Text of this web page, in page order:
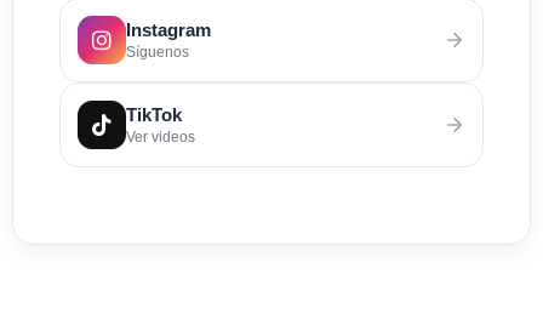
Instagram
Síguenos
TikTok
Ver videos